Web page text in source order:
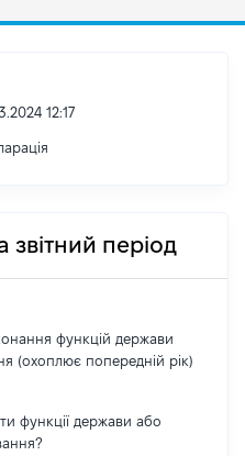
12:17
звітний період
функцій держави
(охоплює попередній рік)
функції держави або